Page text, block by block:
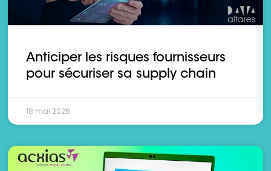
Anticiper les risques fournisseurs
pour sécuriser sa supply chain
18 mai 2026